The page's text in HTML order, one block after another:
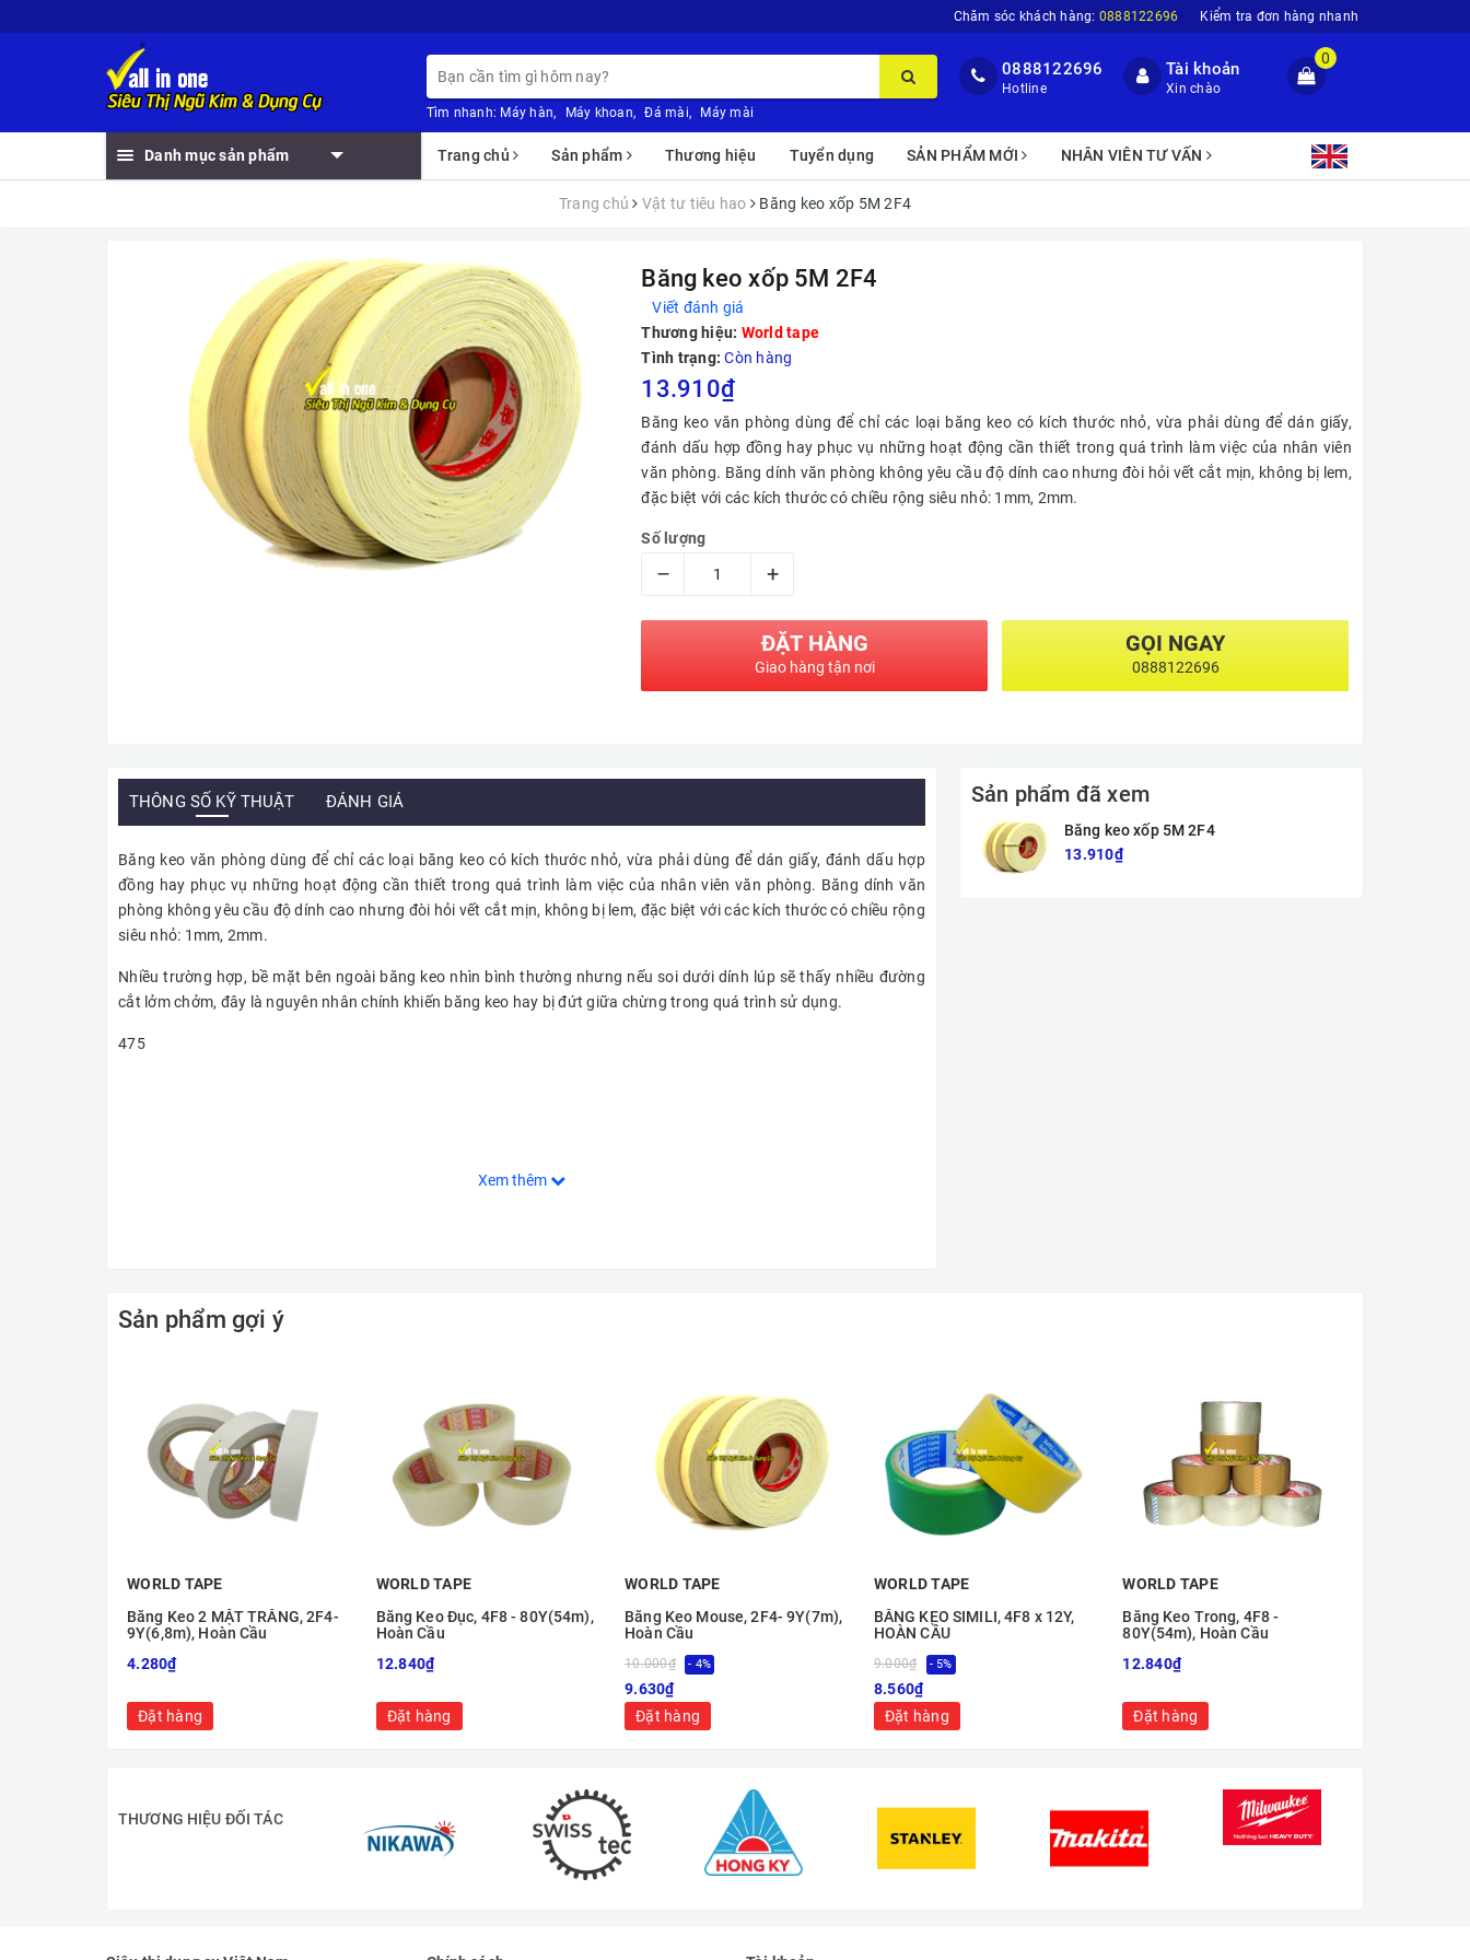
Chăm sóc khách hàng: 0888122696 Kiểm tra đơn hàng nhanh
Tìm nhanh: Máy hàn, Máy khoan, Đá mài, Máy mài
0888122696
Hotline
Tài khoản
Xin chào
0
Danh mục sản phẩm Trang chủ Sản phẩm Thương hiệu Tuyển dụng SẢN PHẨM MỚI NHÂN VIÊN TƯ VẤN
Trang chủ Vật tư tiêu hao Băng keo xốp 5M 2F4
Băng keo xốp 5M 2F4
Viết đánh giá
Thương hiệu: World tape
Tình trạng: Còn hàng
13.910₫
Băng keo văn phòng dùng để chỉ các loại băng keo có kích thước nhỏ, vừa phải dùng để dán giấy,
đánh dấu hợp đồng hay phục vụ những hoạt động cần thiết trong quá trình làm việc của nhân viên
văn phòng. Băng dính văn phòng không yêu cầu độ dính cao nhưng đòi hỏi vết cắt mịn, không bị lem,
đặc biệt với các kích thước có chiều rộng siêu nhỏ: 1mm, 2mm.
Số lượng
– +
ĐẶT HÀNG
Giao hàng tận nơi
GỌI NGAY
0888122696
THÔNG SỐ KỸ THUẬT ĐÁNH GIÁ
Băng keo văn phòng dùng để chỉ các loại băng keo có kích thước nhỏ, vừa phải dùng để dán giấy, đánh dấu hợp
đồng hay phục vụ những hoạt động cần thiết trong quá trình làm việc của nhân viên văn phòng. Băng dính văn
phòng không yêu cầu độ dính cao nhưng đòi hỏi vết cắt mịn, không bị lem, đặc biệt với các kích thước có chiều rộng
siêu nhỏ: 1mm, 2mm.
Nhiều trường hợp, bề mặt bên ngoài băng keo nhìn bình thường nhưng nếu soi dưới dính lúp sẽ thấy nhiều đường
cắt lởm chởm, đây là nguyên nhân chính khiến băng keo hay bị đứt giữa chừng trong quá trình sử dụng.
475
Xem thêm
Sản phẩm đã xem
Băng keo xốp 5M 2F4
13.910₫
Sản phẩm gợi ý
WORLD TAPE
Băng Keo 2 MẶT TRẮNG, 2F4-
9Y(6,8m), Hoàn Cầu
4.280₫
Đặt hàng
WORLD TAPE
Băng Keo Đục, 4F8 - 80Y(54m),
Hoàn Cầu
12.840₫
Đặt hàng
WORLD TAPE
Băng Keo Mouse, 2F4- 9Y(7m),
Hoàn Cầu
10.000₫ - 4%
9.630₫
Đặt hàng
WORLD TAPE
BĂNG KEO SIMILI, 4F8 x 12Y,
HOÀN CẦU
9.000₫ - 5%
8.560₫
Đặt hàng
WORLD TAPE
Băng Keo Trong, 4F8 -
80Y(54m), Hoàn Cầu
12.840₫
Đặt hàng
THƯƠNG HIỆU ĐỐI TÁC